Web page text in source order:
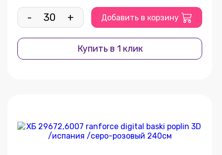
- + Добавить в корзину
Купить в 1 клик